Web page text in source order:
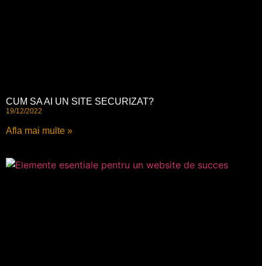
CUM SA AI UN SITE SECURIZAT?
19/12/2022
Afla mai multe »